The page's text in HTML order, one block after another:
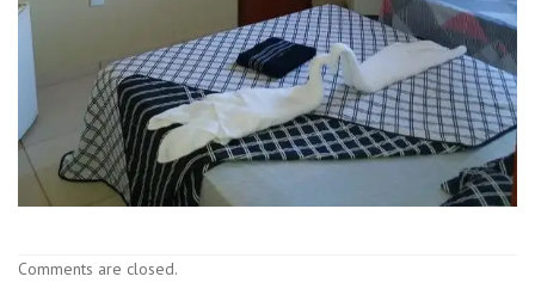
Comments are closed.